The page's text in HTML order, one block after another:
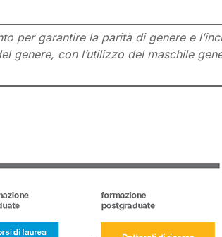
per garantire la parità di genere e
genere, con l’utilizzo del maschile